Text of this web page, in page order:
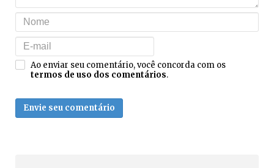
Ao enviar seu comentário, você concorda com os
termos de uso dos comentários.
Envie seu comentário